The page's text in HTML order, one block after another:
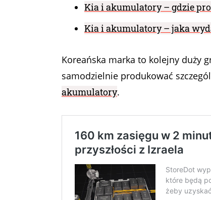
Kia i akumulatory – gdzie
Kia i akumulatory – jaka
Koreańska marka to kolejny duży
samodzielnie produkować
akumulatory.